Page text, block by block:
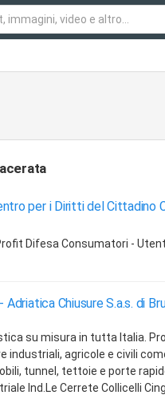
per i Diritti del Cittadino
Difesa Consumatori -
Adriatica Chiusure S.a.s. di
su misura in tutta Italia.
industriali, agricole e civili
tunnel, tettoie e porte
Ind.Le Cerrete Collicelli